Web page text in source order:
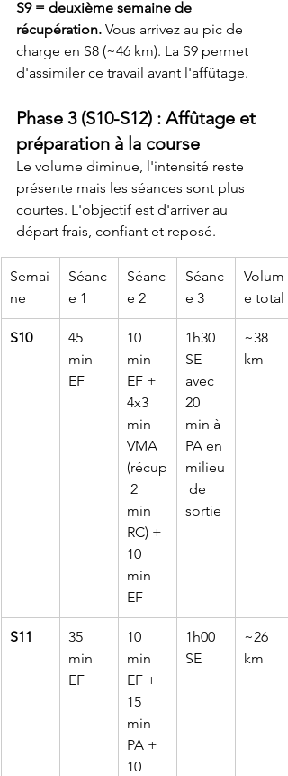
S9 = deuxième semaine de
récupération. Vous arrivez au pic de
charge en S8 (~46 km). La S9 permet
d'assimiler ce travail avant l'affûtage.
Phase 3 (S10-S12) : Affûtage et
préparation à la course
Le volume diminue, l'intensité reste
présente mais les séances sont plus
courtes. L'objectif est d'arriver au
départ frais, confiant et reposé.
Semai
ne
Séanc
e 1
Séanc
e 2
Séanc
e 3
Volum
e total
S10
45
min
EF
10
min
EF +
4x3
min
VMA
(récup
2
min
RC) +
10
min
EF
1h30
SE
avec
20
min à
PA en
milieu
de
sortie
~38
km
S11
35
min
EF
10
min
EF +
15
min
PA +
10
1h00
SE
~26
km